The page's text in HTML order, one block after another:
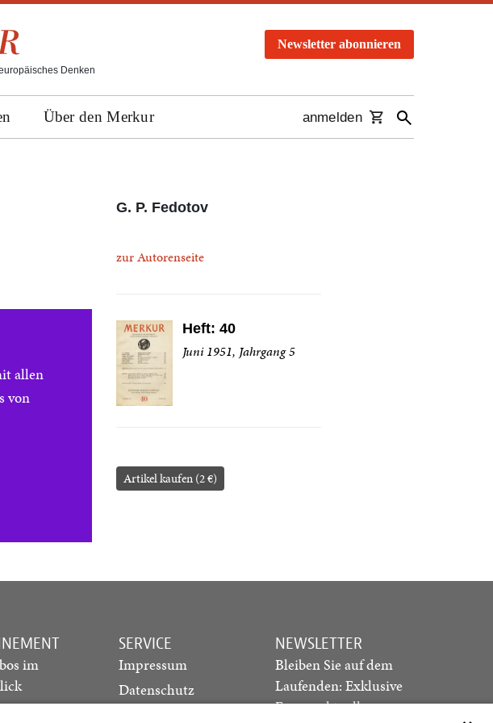
Denken
Newsletter abonnieren
Über den Merkur anmelden
allen
von
G. P. Fedotov
zur Autorenseite
Heft: 40
Juni 1951, Jahrgang 5
Artikel kaufen (2 €)
im
SERVICE
Impressum
Datenschutz
NEWSLETTER
Bleiben Sie auf dem
Laufenden: Exklusive
Essays, aktuelle